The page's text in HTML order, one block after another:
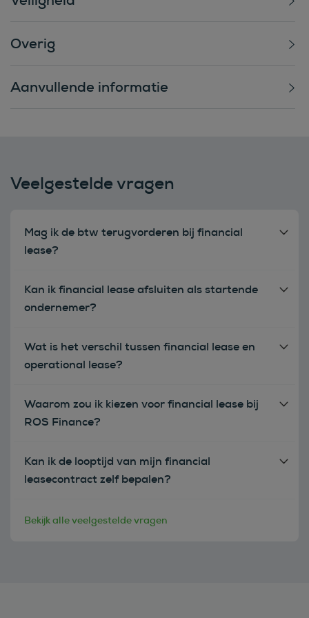
Overig
Aanvullende informatie
Veelgestelde vragen
Mag ik de btw terugvorderen bij financial
lease?
Kan ik financial lease afsluiten als startende
ondernemer?
Wat is het verschil tussen financial lease en
operational lease?
Waarom zou ik kiezen voor financial lease bij
ROS Finance?
Kan ik de looptijd van mijn financial
leasecontract zelf bepalen?
Bekijk alle veelgestelde vragen